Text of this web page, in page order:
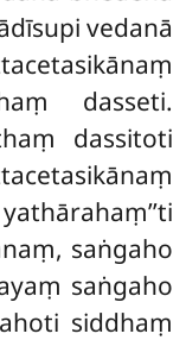
vedanā
dasseti.
dassitoti
saṅgaho
saṅgaho
siddhaṃ